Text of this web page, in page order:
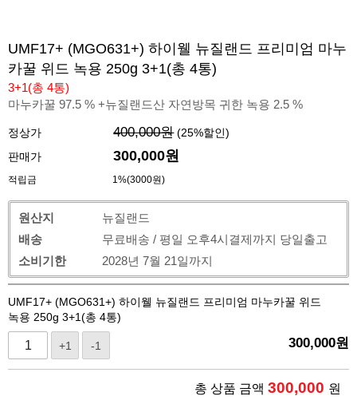
UMF17+ (MGO631+) 하이웰 뉴질랜드 프리미엄 마누
카꿀 위드 녹용 250g 3+1(총 4통)
3+1(총 4통)
마누카꿀 97.5 % +뉴질랜드산 자연방목 귀한 녹용 2.5 %
정상가 400,000원 (25%할인)
판매가
300,000원
적립금 1%(3000원)
원산지
뉴질랜드
배송
무료배송 / 평일 오후4시결제까지 당일출고
소비기한
2028년 7월 21일까지
UMF17+ (MGO631+) 하이웰 뉴질랜드 프리미엄 마누카꿀 위드
녹용 250g 3+1(총 4통)
+1 -1 300,000원
총 상품 금액 300,000 원